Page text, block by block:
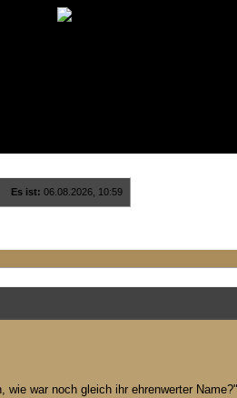
Es ist: 06.08.2026, 10:59
war noch gleich ihr ehrenwerter